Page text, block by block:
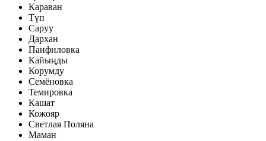
Караван
Түп
Саруу
Дархан
Панфиловка
Кайыңды
Корумду
Семёновка
Темировка
Кашат
Кожояр
Светлая Поляна
Маман